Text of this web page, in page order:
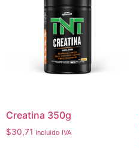
Creatina 350g
$30,71 Incluido IVA